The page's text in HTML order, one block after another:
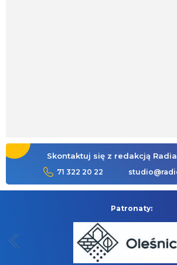
Skontaktuj się z redakcją
71 322 20 22
Patronaty: